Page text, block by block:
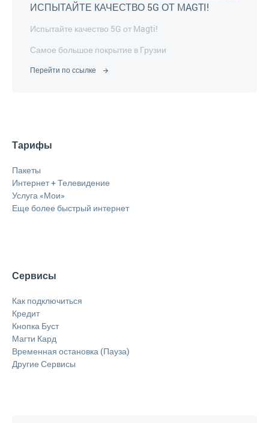
ИСПЫТАЙТЕ КАЧЕСТВО 5G ОТ MAGTI!
Испытайте качество 5G от Magti!
Самое большое покрытие в Грузии
Перейти по ссылке
Тарифы
Пакеты
Интернет + Телевидение
Услуга «Мои»
Еще более быстрый интернет
Сервисы
Как подключиться
Кредит
Кнопка Буст
Магти Кард
Временная остановка (Пауза)
Другие Сервисы